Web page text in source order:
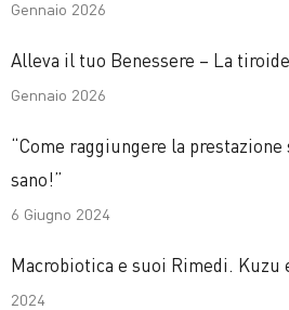
Gennaio 2026
Alleva il tuo Benessere – La
Gennaio 2026
“Come raggiungere la
sano!”
6 Giugno 2024
Macrobiotica e suoi Rimedi. Kuzu
2024